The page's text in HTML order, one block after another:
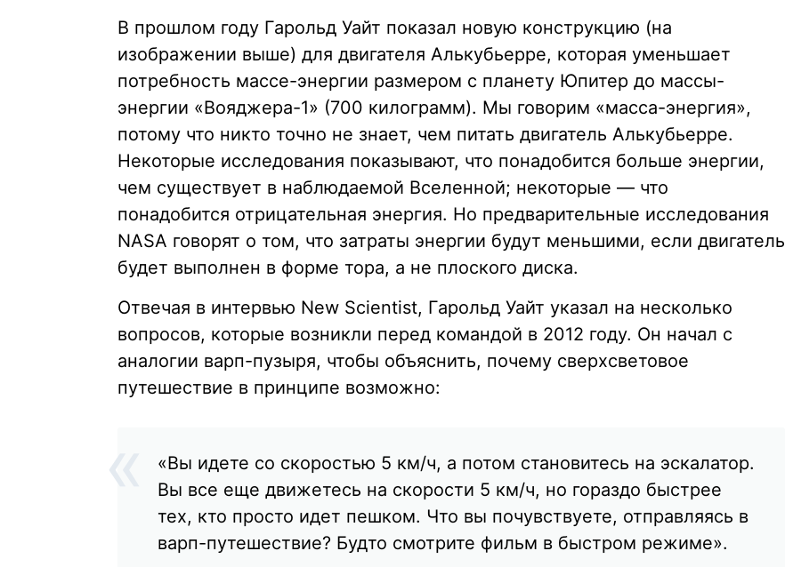
В прошлом году Гарольд Уайт показал новую конструкцию (на
изображении выше) для двигателя Алькубьерре, которая уменьшает
потребность массе-энергии размером с планету Юпитер до массы-
энергии «Вояджера-1» (700 килограмм). Мы говорим «масса-энергия»,
потому что никто точно не знает, чем питать двигатель Алькубьерре.
Некоторые исследования показывают, что понадобится больше энергии,
чем существует в наблюдаемой Вселенной; некоторые — что
понадобится отрицательная энергия. Но предварительные исследования
NASA говорят о том, что затраты энергии будут меньшими, если двигатель
будет выполнен в форме тора, а не плоского диска.
Отвечая в интервью New Scientist, Гарольд Уайт указал на несколько
вопросов, которые возникли перед командой в 2012 году. Он начал с
аналогии варп-пузыря, чтобы объяснить, почему сверхсветовое
путешествие в принципе возможно:
«Вы идете со скоростью 5 км/ч, а потом становитесь на эскалатор.
Вы все еще движетесь на скорости 5 км/ч, но гораздо быстрее
тех, кто просто идет пешком. Что вы почувствуете, отправляясь в
варп-путешествие? Будто смотрите фильм в быстром режиме».